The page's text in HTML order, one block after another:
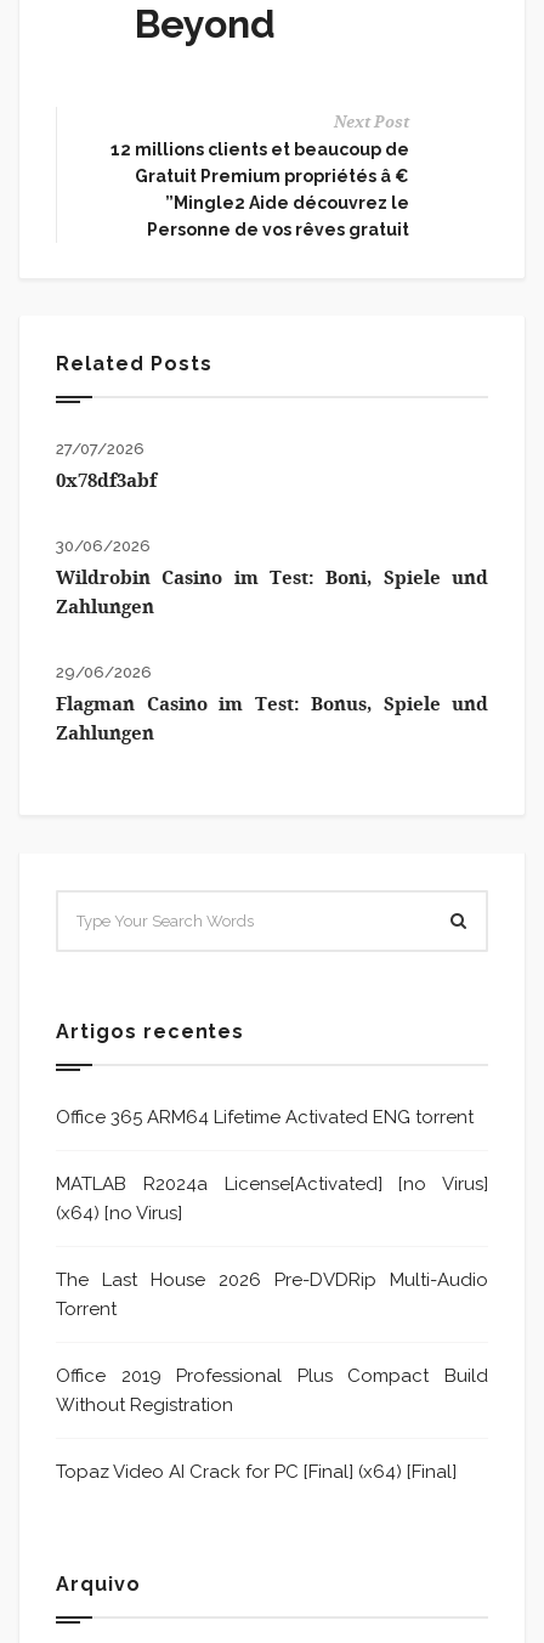
Beyond
Next Post
12 millions clients et beaucoup de
Gratuit Premium propriétés â €
”Mingle2 Aide découvrez le
Personne de vos rêves gratuit
Related Posts
27/07/2026
0x78df3abf
30/06/2026
Wildrobin Casino im Test: Boni, Spiele und
Zahlungen
29/06/2026
Flagman Casino im Test: Bonus, Spiele und
Zahlungen
Artigos recentes
Office 365 ARM64 Lifetime Activated ENG torrent
MATLAB R2024a License[Activated] [no Virus]
(x64) [no Virus]
The Last House 2026 Pre-DVDRip Multi-Audio
Torrent
Office 2019 Professional Plus Compact Build
Without Registration
Topaz Video AI Crack for PC [Final] (x64) [Final]
Arquivo